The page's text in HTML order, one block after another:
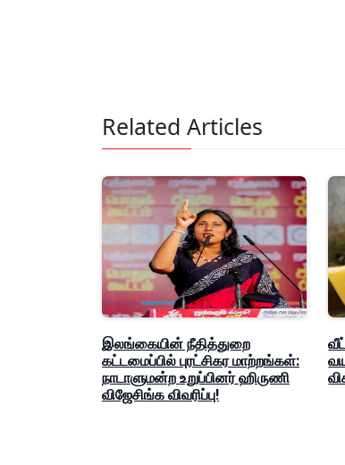
Related Articles
இலங்கையின் நீதித்துறை
கட்டமைப்பில் புரட்சிகர மாற்றங்கள்:
நாடாளுமன்ற உறுப்பினர் ஹிருணி
விஜேசிங்க விவரிப்பு!